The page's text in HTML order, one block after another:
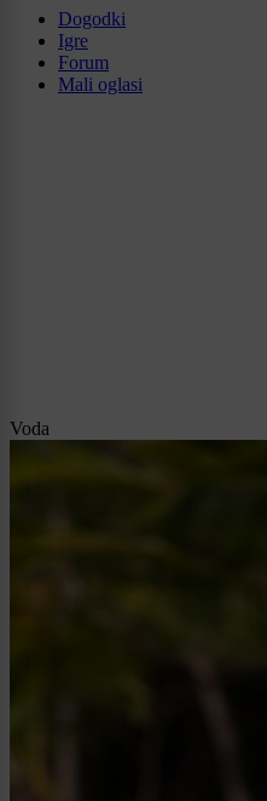
Dogodki
Igre
Forum
Mali oglasi
Voda